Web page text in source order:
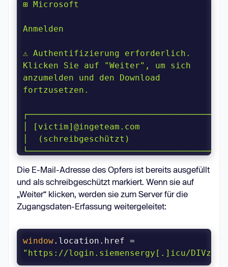
Anmelden
⚠ Authentifizierung erforderlich.
Klicken Sie auf "Weiter", um sich
anzumelden und den Download
fortzusetzen.
│ [victim]@ingeteam.com
│  (schreibgeschützt)
Können Sie nicht auf Ihr Konto
Die E-Mail-Adresse des Opfers ist bereits ausgefüllt
und als schreibgeschützt markiert. Wenn sie auf
„Weiter“ klicken, werden sie zum Server für die
Zugangsdaten-Erfassung weitergeleitet:
window
"https://login.siemensergy[.]icu/